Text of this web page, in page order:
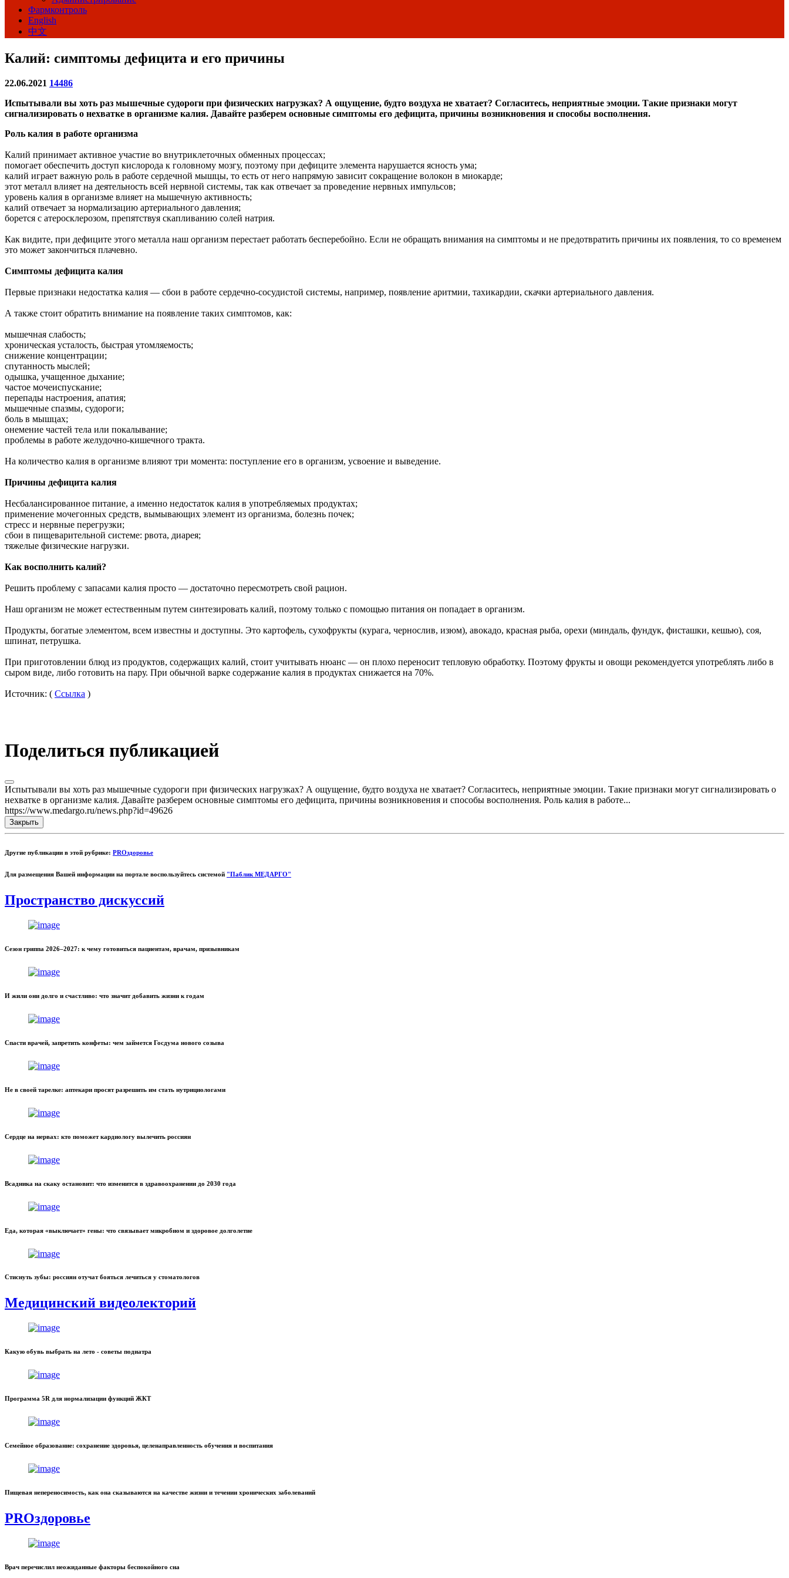
Фармконтроль
English
中文
Калий: симптомы дефицита и его причины
22.06.2021 14486
Испытывали вы хоть раз мышечные судороги при физических нагрузках? А ощущение, будто воздуха не хватает? Согласитесь, неприятные эмоции. Такие признаки могут
сигнализировать о нехватке в организме калия. Давайте разберем основные симптомы его дефицита, причины возникновения и способы восполнения.
Роль калия в работе организма
Калий принимает активное участие во внутриклеточных обменных процессах;
помогает обеспечить доступ кислорода к головному мозгу, поэтому при дефиците элемента нарушается ясность ума;
калий играет важную роль в работе сердечной мышцы, то есть от него напрямую зависит сокращение волокон в миокарде;
этот металл влияет на деятельность всей нервной системы, так как отвечает за проведение нервных импульсов;
уровень калия в организме влияет на мышечную активность;
калий отвечает за нормализацию артериального давления;
борется с атеросклерозом, препятствуя скапливанию солей натрия.
Как видите, при дефиците этого металла наш организм перестает работать бесперебойно. Если не обращать внимания на симптомы и не предотвратить причины их появления, то со временем
это может закончиться плачевно.
Симптомы дефицита калия
Первые признаки недостатка калия — сбои в работе сердечно-сосудистой системы, например, появление аритмии, тахикардии, скачки артериального давления.
А также стоит обратить внимание на появление таких симптомов, как:
мышечная слабость;
хроническая усталость, быстрая утомляемость;
снижение концентрации;
спутанность мыслей;
одышка, учащенное дыхание;
частое мочеиспускание;
перепады настроения, апатия;
мышечные спазмы, судороги;
боль в мышцах;
онемение частей тела или покалывание;
проблемы в работе желудочно-кишечного тракта.
На количество калия в организме влияют три момента: поступление его в организм, усвоение и выведение.
Причины дефицита калия
Несбалансированное питание, а именно недостаток калия в употребляемых продуктах;
применение мочегонных средств, вымывающих элемент из организма, болезнь почек;
стресс и нервные перегрузки;
сбои в пищеварительной системе: рвота, диарея;
тяжелые физические нагрузки.
Как восполнить калий?
Решить проблему с запасами калия просто — достаточно пересмотреть свой рацион.
Наш организм не может естественным путем синтезировать калий, поэтому только с помощью питания он попадает в организм.
Продукты, богатые элементом, всем известны и доступны. Это картофель, сухофрукты (курага, чернослив, изюм), авокадо, красная рыба, орехи (миндаль, фундук, фисташки, кешью), соя,
шпинат, петрушка.
При приготовлении блюд из продуктов, содержащих калий, стоит учитывать нюанс — он плохо переносит тепловую обработку. Поэтому фрукты и овощи рекомендуется употреблять либо в
сыром виде, либо готовить на пару. При обычной варке содержание калия в продуктах снижается на 70%.
Источник: ( Ссылка )
Поделиться публикацией
Испытывали вы хоть раз мышечные судороги при физических нагрузках? А ощущение, будто воздуха не хватает? Согласитесь, неприятные эмоции. Такие признаки могут сигнализировать о
нехватке в организме калия. Давайте разберем основные симптомы его дефицита, причины возникновения и способы восполнения. Роль калия в работе...
https://www.medargo.ru/news.php?id=49626
Закрыть
Другие публикации в этой рубрике: PROздоровье
Для размещения Вашей информации на портале воспользуйтесь системой "Паблик МЕДАРГО"
Пространство дискуссий
Сезон гриппа 2026–2027: к чему готовиться пациентам, врачам, призывникам
И жили они долго и счастливо: что значит добавить жизни к годам
Спасти врачей, запретить конфеты: чем займется Госдума нового созыва
Не в своей тарелке: аптекари просят разрешить им стать нутрициологами
Сердце на нервах: кто поможет кардиологу вылечить россиян
Всадника на скаку остановит: что изменится в здравоохранении до 2030 года
Еда, которая «выключает» гены: что связывает микробиом и здоровое долголетие
Стиснуть зубы: россиян отучат бояться лечиться у стоматологов
Медицинский видеолекторий
Какую обувь выбрать на лето - советы подиатра
Программа 5R для нормализации функций ЖКТ
Семейное образование: сохранение здоровья, целенаправленность обучения и воспитания
Пищевая непереносимость, как она сказываются на качестве жизни и течении хронических заболеваний
PROздоровье
Врач перечислил неожиданные факторы беспокойного сна